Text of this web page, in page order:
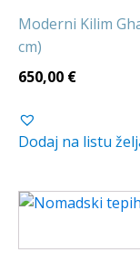
Moderni Kilim
cm)
650,00 €
Dodaj na listu